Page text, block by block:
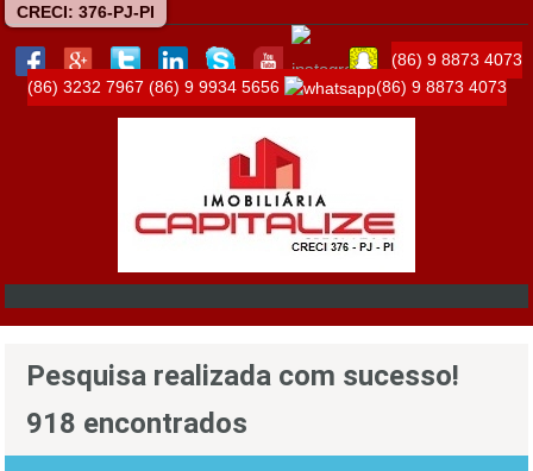
CRECI: 376-PJ-PI
(86) 9 8873 4073
(86) 3232 7967 (86) 9 9934 5656 (86) 9 8873 4073
Pesquisa realizada com sucesso!
918 encontrados